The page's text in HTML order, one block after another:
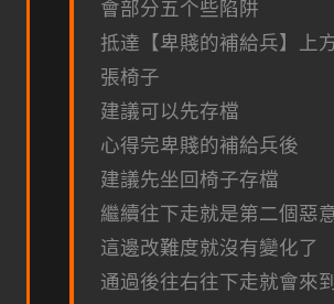
會部分五个些陷阱
抵達【卑賤的補給兵】上
張椅子
建議可以先存檔
心得完卑賤的補給兵後
建議先坐回椅子存檔
繼續往下走就是第二個惡
這邊改難度就沒有變化了
通過後往右往下走就會來